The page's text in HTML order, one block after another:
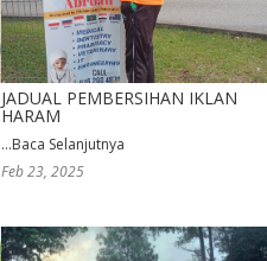
JADUAL PEMBERSIHAN IKLAN
HARAM
...Baca Selanjutnya
Feb 23, 2025